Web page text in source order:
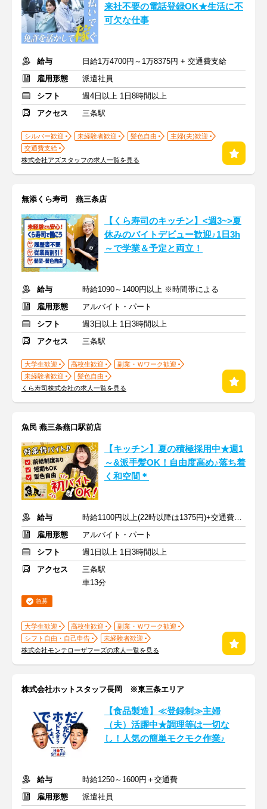
来社不要の電話登録OK★生活に不
可欠な仕事
給与
日給1万4700円～1万8375円 + 交通費支給
雇用形態
派遣社員
シフト
週4日以上 1日8時間以上
アクセス
三条駅
シルバー歓迎 未経験者歓迎 髪色自由
主婦(夫)歓迎
交通費支給
株式会社アズスタッフの求人一覧を見る
無添くら寿司 燕三条店
【くら寿司のキッチン】<週3~>夏
休みのバイトデビュー歓迎♪1日3h
～で学業＆予定と両立！
給与
時給1090～1400円以上 ※時間帯による
雇用形態
アルバイト・パート
シフト
週3日以上 1日3時間以上
アクセス
三条駅
大学生歓迎 高校生歓迎
副業・Ｗワーク歓迎
未経験者歓迎
髪色自由
くら寿司株式会社の求人一覧を見る
魚民 燕三条燕口駅前店
【キッチン】夏の積極採用中★週1
～&派手髪OK！自由度高め♪落ち着
く和空間＊
給与
時給1100円以上(22時以降は1375円)+交通費規定内支給
雇用形態
アルバイト・パート
シフト
週1日以上 1日3時間以上
アクセス
三条駅
車13分
急募
大学生歓迎 高校生歓迎
副業・Ｗワーク歓迎
シフト自由・自己申告
未経験者歓迎
株式会社モンテローザフーズの求人一覧を見る
株式会社ホットスタッフ長岡 ※東三条エリア
【食品製造】≪登録制≫主婦
（夫）活躍中★調理等は一切な
し！人気の簡単モクモク作業♪
給与
時給1250～1600円＋交通費
雇用形態
派遣社員